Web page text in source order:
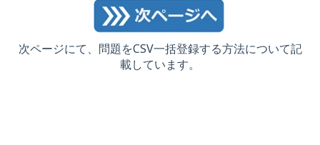
次ページにて、問題をCSV一括登録する方法について記
載しています。